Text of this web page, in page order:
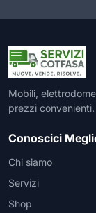
Mobili,
prezzi convenienti.
Conoscici
Chi siamo
Servizi
Shop